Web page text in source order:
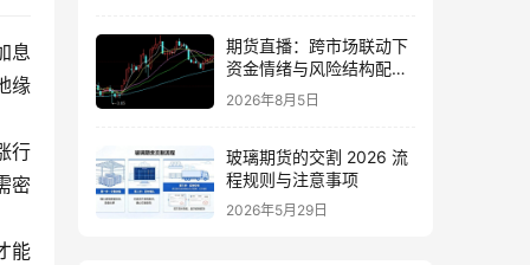
息
缘
行
密
能
期货直播：跨市场联动下
资金情绪与风险结构配置
逻辑
2026年8月5日
玻璃期货的交割 2026 流
程规则与注意事项
2026年5月29日